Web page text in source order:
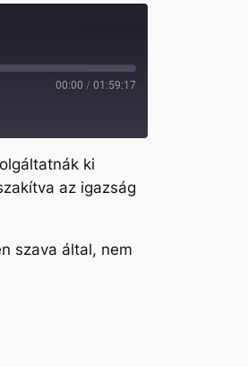
00:00 / 01:59:17
ki
az igazság
szava által, nem